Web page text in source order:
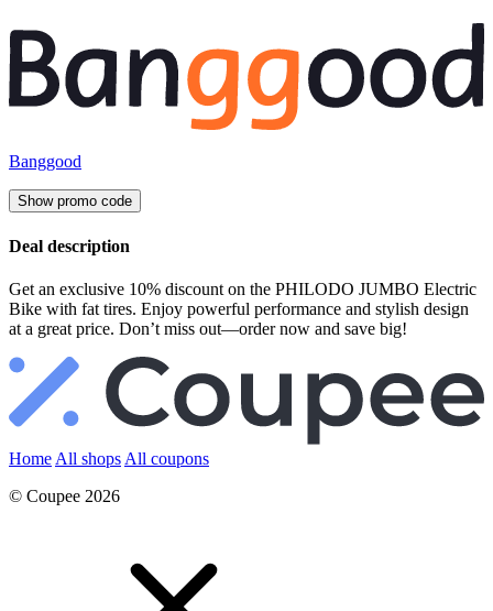
Banggood
Show promo code
Deal description
Get an exclusive 10% discount on the PHILODO JUMBO Electric
Bike with fat tires. Enjoy powerful performance and stylish design
at a great price. Don’t miss out—order now and save big!
Home All shops All coupons
© Coupee 2026